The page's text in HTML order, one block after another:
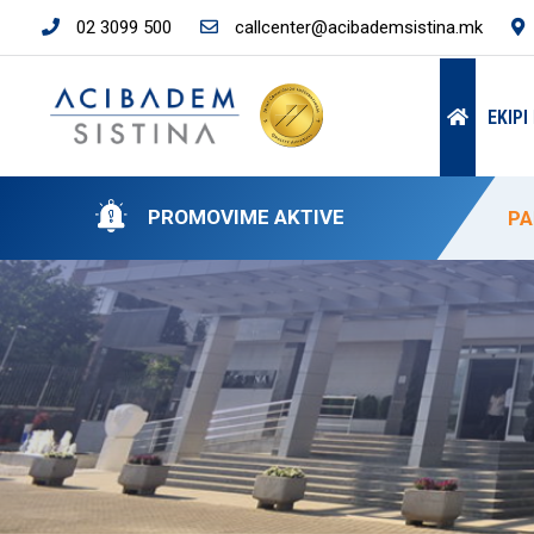
02 3099 500 callcenter@acibademsistina.mk
EKIPI
PROMOVIME AKTIVE